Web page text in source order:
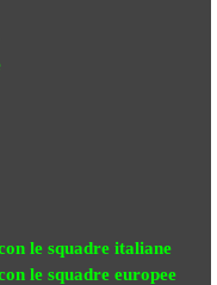
le squadre italiane
le squadre europee